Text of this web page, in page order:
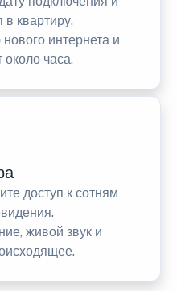
в квартиру.
интернета и
часа.
доступ к сотням
живой звук и